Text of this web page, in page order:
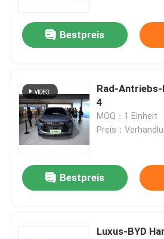
Bestpreis
Rad-
4
MOQ：1 Einheit
Preis：
Bestpreis
Luxus-BYD